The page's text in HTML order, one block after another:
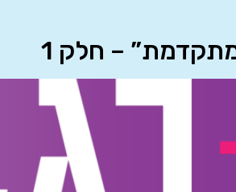
– חלק 1